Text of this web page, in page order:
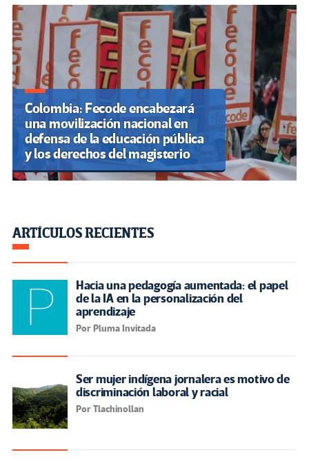
Colombia: Fecode encabezará
una movilización nacional en
defensa de la educación pública
y los derechos del magisterio
ARTÍCULOS RECIENTES
Hacia una pedagogía aumentada: el papel
de la IA en la personalización del
aprendizaje
Por Pluma Invitada
Ser mujer indígena jornalera es motivo de
discriminación laboral y racial
Por Tlachinollan